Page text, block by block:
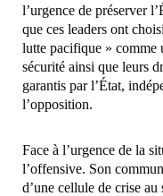
l’urgence de préserver
que ces leaders ont
lutte pacifique » comme
sécurité ainsi que leurs
garantis par l’État,
l’opposition.
Face à l’urgence de la
l’offensive. Son
d’une cellule de crise